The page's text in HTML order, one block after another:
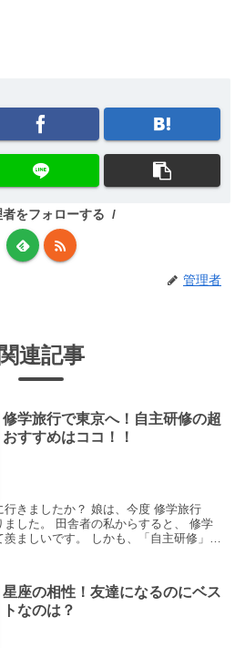
をフォローする
管理者
関連記事
修学旅行で東京へ！自主研修の超
おすすめはココ！！
きましたか？ 娘は、今度 修学旅行
した。 田舎者の私からすると、 修学
ましいです。 しかも、「自主研修」
星座の相性！友達になるのにベス
トなのは？